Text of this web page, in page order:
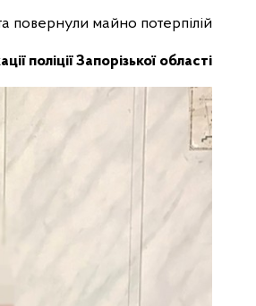
повернули майно потерпілій
поліції Запорізької області